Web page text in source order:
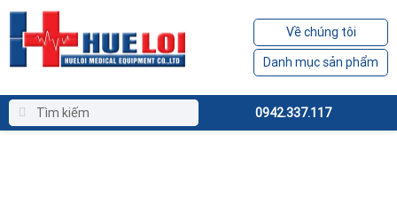
Về chúng tôi
Danh mục sản phẩm
0942.337.117